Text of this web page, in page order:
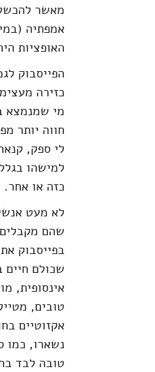
מאשר
אמפתיה
האופציות
הפייסבוק
כזירה
מי שמנמצא
חווה יותר
לי ספק,
למישהו
כזה או אחר.
לא מעט
שהם
בפייסבוק
שכולם חיים
אינסופית,
טובים,
אקזוטיים
נשארו, כמו
טובה לבד